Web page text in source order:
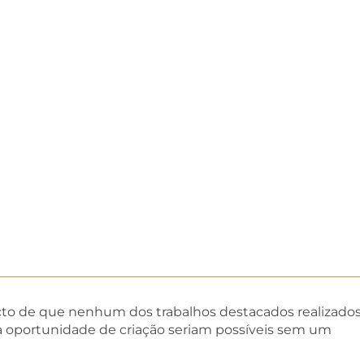
de que nenhum dos trabalhos destacados
oportunidade de criação seriam possíveis sem um